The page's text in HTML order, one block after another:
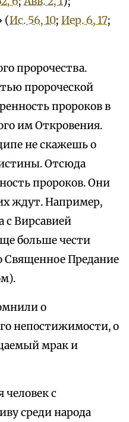
(Ис. 56, 10; Иер. 6, 17;
пророчества.
пророческой
пророков в
им Откровения.
не скажешь о
Отсюда
пророков. Они
ждут. Например,
с Вирсавией
больше чести
Священное Предание
о
непостижимости, о
мрак и
человек с
среди народа